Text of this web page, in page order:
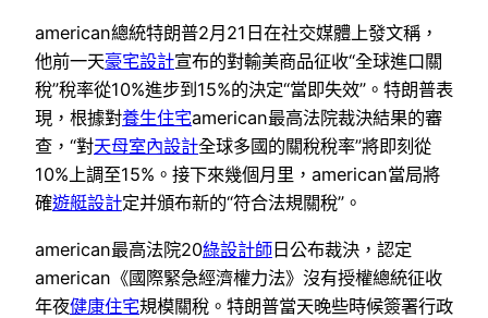
american總統特朗普2月21日在社交媒體上發文稱，
他前一天豪宅設計宣布的對輸美商品征收“全球進口關
稅”稅率從10%進步到15%的決定“當即失效”。特朗普表
現，根據對養生住宅american最高法院裁決結果的審
查，“對天母室內設計全球多國的關稅稅率”將即刻從
10%上調至15%。接下來幾個月里，american當局將
確遊艇設計定并頒布新的“符合法規關稅”。
american最高法院20綠設計師日公布裁決，認定
american《國際緊急經濟權力法》沒有授權總統征收
年夜健康住宅規模關稅。特朗普當天晚些時候簽署行政